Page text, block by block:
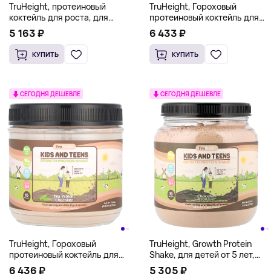
TruHeight, протеиновый
коктейль для роста, для
детей от 4 лет, клубничное
молоко, 400 г (14 унций)
5 163 ₽
КУПИТЬ
TruHeight, Гороховый
протеиновый коктейль для
детей от 5 лет, с ванилью,
374 г (0,82 фунта)
6 433 ₽
КУПИТЬ
СЕГОДНЯ ДЕШЕВЛЕ
TruHeight, Гороховый
протеиновый коктейль для
детей и подростков, для
6 436 ₽
СЕГОДНЯ ДЕШЕВЛЕ
TruHeight, Growth Protein
Shake, для детей от 5 лет,
шоколад, 720 г (25,4 унции)
5 305 ₽